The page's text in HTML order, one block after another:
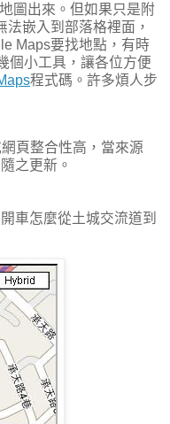
圖出來。但如果只是附
嵌入到部落格裡面，
Maps要找地點，有時
個小工具，讓各位方便
程式碼。許多煩人步
頁整合性高，當來源
之更新。
車怎麼從土城交流道到